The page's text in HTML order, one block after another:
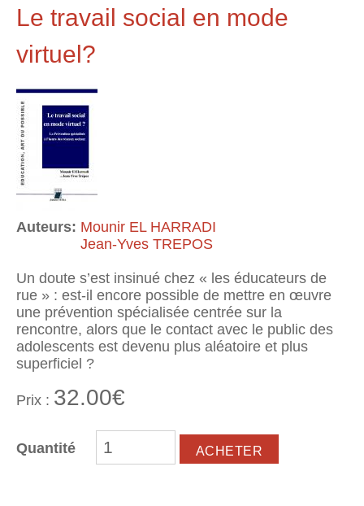
Le travail social en mode
virtuel?
Auteurs: Mounir EL HARRADI
Jean-Yves TREPOS
Un doute s’est insinué chez « les éducateurs de
rue » : est-il encore possible de mettre en œuvre
une prévention spécialisée centrée sur la
rencontre, alors que le contact avec le public des
adolescents est devenu plus aléatoire et plus
superficiel ?
Prix : 32.00€
Quantité